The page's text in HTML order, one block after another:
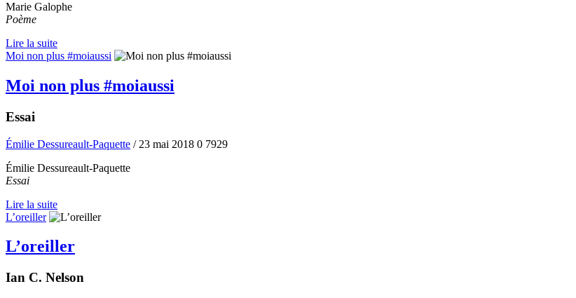
Marie Galophe
Poème
Lire la suite
Moi non plus #moiaussi
Moi non plus #moiaussi
Essai
Émilie Dessureault-Paquette / 23 mai 2018 0 7929
Émilie Dessureault-Paquette
Essai
Lire la suite
L’oreiller
L’oreiller
Ian C. Nelson